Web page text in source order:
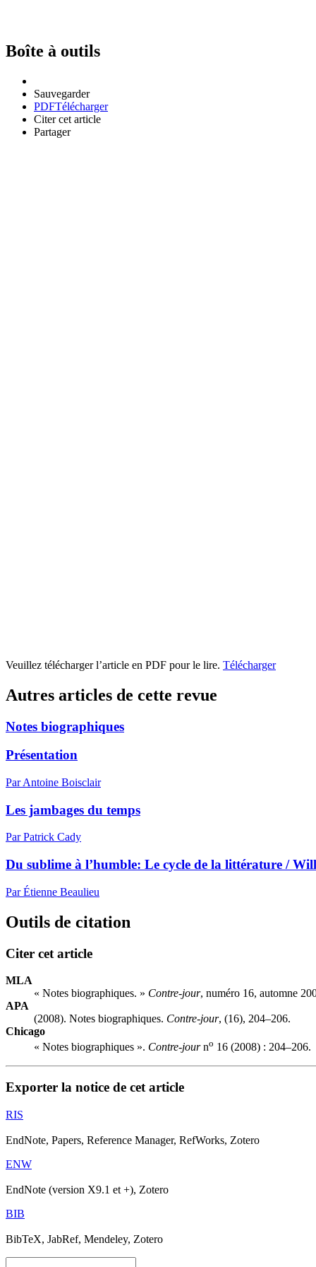
Boîte à outils
Sauvegarder
PDFTélécharger
Citer cet article
Partager
Veuillez télécharger l’article en PDF pour le lire. Télécharger
Autres articles de cette revue
Notes biographiques
Présentation
Par Antoine Boisclair
Les jambages du temps
Par Patrick Cady
Du sublime à l’humble: Le cycle de la littérature /
Par Étienne Beaulieu
Outils de citation
Citer cet article
MLA
« Notes biographiques. » Contre-jour, numéro 16, automne
APA
(2008). Notes biographiques. Contre-jour, (16), 204–206.
Chicago
« Notes biographiques ». Contre-journo 16 (2008) : 204–206.
Exporter la notice de cet article
RIS
EndNote, Papers, Reference Manager, RefWorks, Zotero
ENW
EndNote (version X9.1 et +), Zotero
BIB
BibTeX, JabRef, Mendeley, Zotero